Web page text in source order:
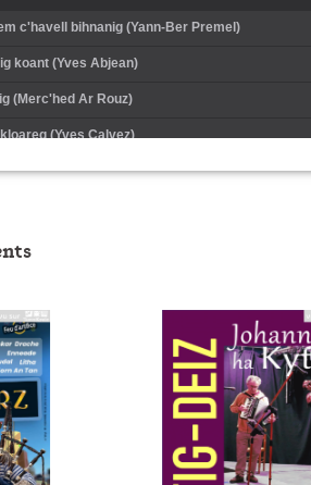
c'havell bihnanig (Yann-Ber Premel)
koant (Yves Abjean)
(Merc'hed Ar Rouz)
(Yves Calvez)
Ber Premel)
(Saig Rolland)
(Goulc'han Kervella)
boumen (Marie-Ann Gac)
hag ar silienn (Yann-Vadezour Lagadec)
mon frère (Lin Marné)
(Jakez ar Borgn)